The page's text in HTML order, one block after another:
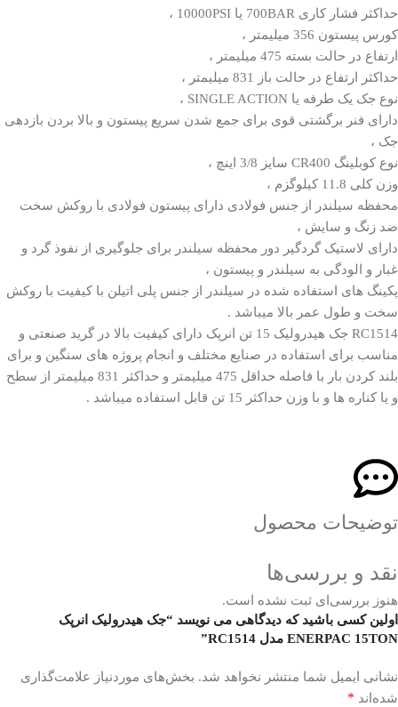
حداکثر فشار کاری 700BAR یا 10000PSI ،
کورس پیستون 356 میلیمتر ،
ارتفاع در حالت بسته 475 میلیمتر ،
حداکثر ارتفاع در حالت باز 831 میلیمتر ،
نوع جک یک طرفه یا SINGLE ACTION ،
دارای فنر برگشتی قوی برای جمع شدن سریع پیستون و بالا بردن بازدهی
جک ،
نوع کوبلینگ CR400 سایز 3/8 اینچ ،
وزن کلی 11.8 کیلوگزم ،
محفظه سیلندر از جنس فولادی دارای پیستون فولادی با روکش سخت
ضد زنگ و سایش ،
دارای لاستیک گردگیر دور محفظه سیلندر برای جلوگیری از نفوذ گرد و
غبار و الودگی به سیلندر و پیستون ،
پکینگ های استفاده شده در سیلندر از جنس پلی اتیلن با کیفیت با روکش
سخت و طول عمر بالا میباشد .
RC1514 جک هیدرولیک 15 تن انرپک دارای کیفیت بالا در گرید صنعتی و
مناسب برای استفاده در صنایع مختلف و انجام پروژه های سنگین و برای
بلند کردن بار با فاصله حداقل 475 میلیمتر و حداکثر 831 میلیمتر از سطح
و یا کناره ها و با وزن حداکثر 15 تن قابل استفاده میباشد .
توضیحات محصول
نقد و بررسی‌ها
هنوز بررسی‌ای ثبت نشده است.
اولین کسی باشید که دیدگاهی می نویسد “جک هیدرولیک انرپک
ENERPAC 15TON مدل RC1514”
نشانی ایمیل شما منتشر نخواهد شد. بخش‌های موردنیاز علامت‌گذاری
شده‌اند *